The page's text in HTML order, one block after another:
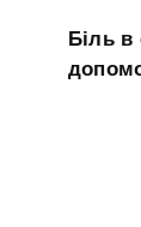
Біль